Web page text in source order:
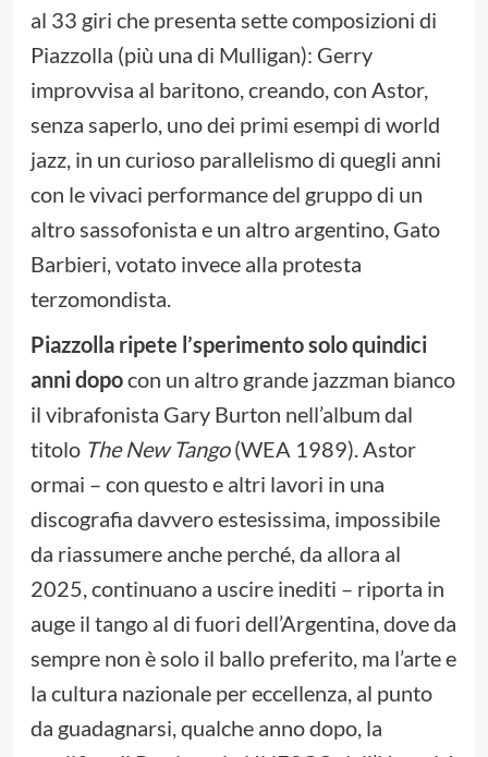
al 33 giri che presenta sette composizioni di
Piazzolla (più una di Mulligan): Gerry
improvvisa al baritono, creando, con Astor,
senza saperlo, uno dei primi esempi di world
jazz, in un curioso parallelismo di quegli anni
con le vivaci performance del gruppo di un
altro sassofonista e un altro argentino, Gato
Barbieri, votato invece alla protesta
terzomondista.
Piazzolla ripete l’sperimento solo quindici
anni dopocon un altro grande jazzman bianco
il vibrafonista Gary Burton nell’album dal
titolo The New Tango(WEA 1989). Astor
ormai – con questo e altri lavori in una
discografia davvero estesissima, impossibile
da riassumere anche perché, da allora al
2025, continuano a uscire inediti – riporta in
auge il tango al di fuori dell’Argentina, dove da
sempre non è solo il ballo preferito, ma l’arte e
la cultura nazionale per eccellenza, al punto
da guadagnarsi, qualche anno dopo, la